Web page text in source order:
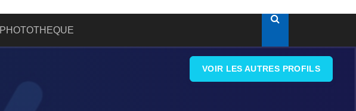
PHOTOTHEQUE
VOIR LES AUTRES PROFILS